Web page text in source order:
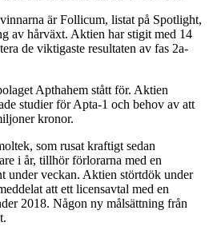
är Follicum, listat på Spotlight,
av hårväxt. Aktien har stigit med 14
de viktigaste resultaten av fas 2a-
Apthahem stått för. Aktien
studier för Apta-1 och behov av att
kronor.
som rusat kraftigt sedan
i år, tillhör förlorarna med en
under veckan. Aktien störtdök under
att ett licensavtal med en
2018. Någon ny målsättning från